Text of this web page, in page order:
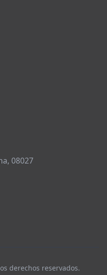
08027
derechos reservados.